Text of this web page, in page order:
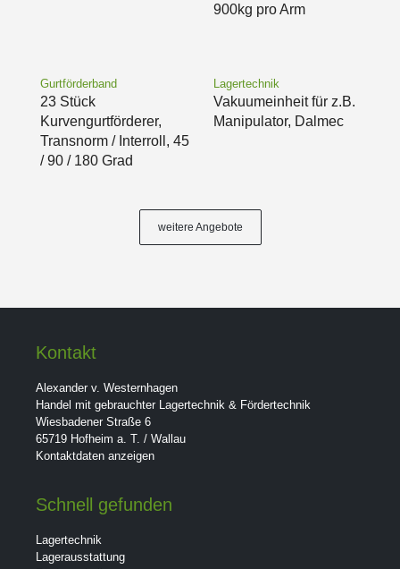
900kg pro Arm
Gurtförderband
23 Stück
Kurvengurtförderer,
Transnorm / Interroll, 45
/ 90 / 180 Grad
Lagertechnik
Vakuumeinheit für z.B.
Manipulator, Dalmec
weitere Angebote
Kontakt
Alexander v. Westernhagen
Handel mit gebrauchter Lagertechnik & Fördertechnik
Wiesbadener Straße 6
65719 Hofheim a. T. / Wallau
Kontaktdaten anzeigen
Schnell gefunden
Lagertechnik
Lagerausstattung